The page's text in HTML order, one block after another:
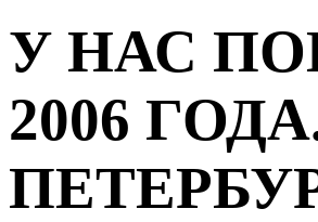
У НАС
2006